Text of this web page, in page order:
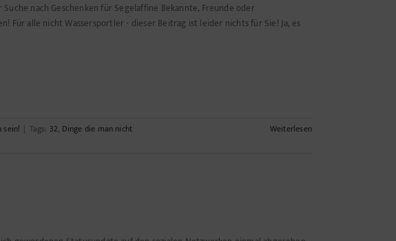
nach Geschenken für Segelaffine Bekannte, Freunde oder
Für alle nicht Wassersportler - dieser Beitrag ist leider nichts für Sie! Ja, es
sein! | Tags: 32, Dinge die man nicht
Weiterlesen